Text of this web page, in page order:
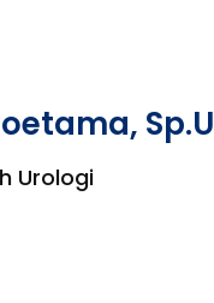
Sp.U
Urologi